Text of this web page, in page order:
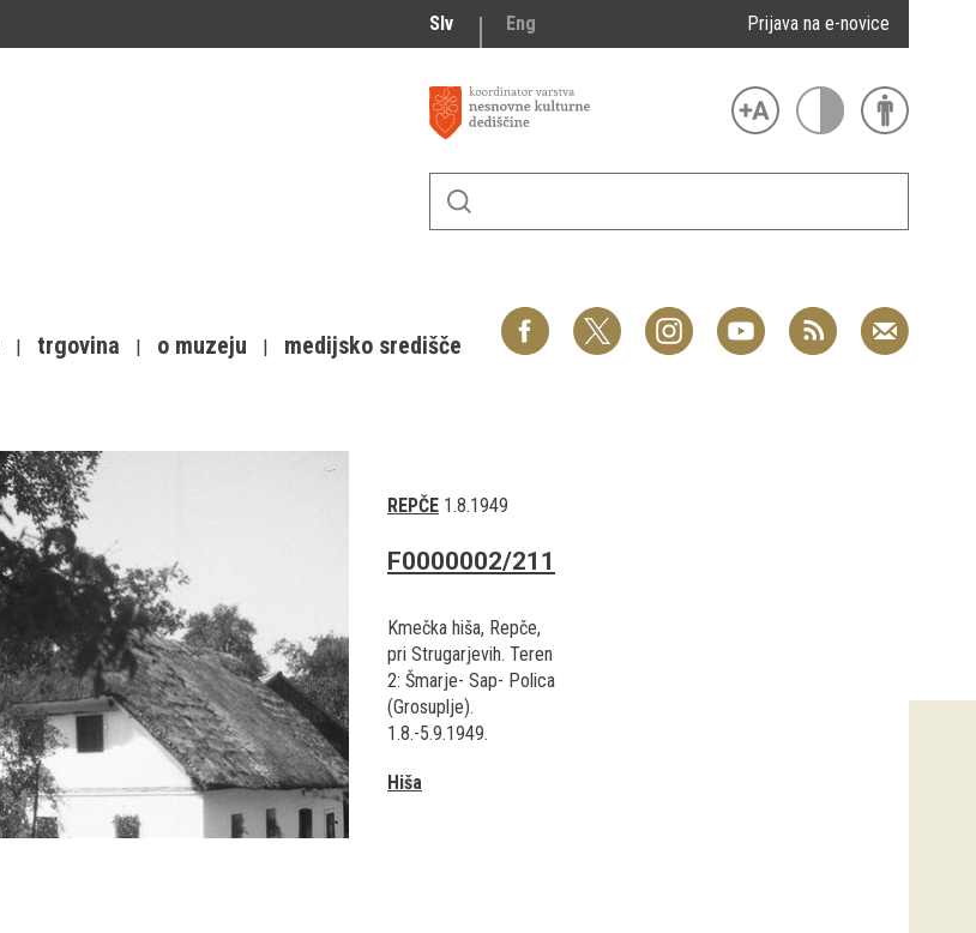
Slv Eng Prijava na e-novice
trgovina o muzeju medijsko središče
REPČE 1.8.1949
F0000002/211
Kmečka hiša, Repče,
pri Strugarjevih. Teren
2: Šmarje- Sap- Polica
(Grosuplje).
1.8.-5.9.1949.
Hiša